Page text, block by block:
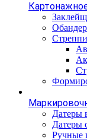
Датеры
Датеры
Ручные